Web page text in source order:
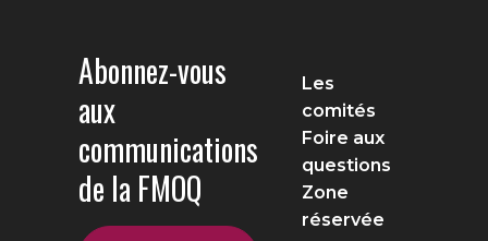
Abonnez-vous
aux
communications
de la FMOQ
Les
comités
Foire aux
questions
Zone
réservée